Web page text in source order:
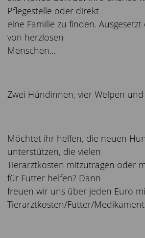
Pflegestelle oder direkt
eine Familie zu finden.
von herzlosen
Menschen...
Zwei Hündinnen, vier Welpen und
Möchtet ihr helfen, die neuen
unterstützen, die vielen
Tierarztkosten mitzutragen oder
für Futter helfen? Dann
freuen wir uns über jeden Euro
Tierarztkosten/Futter/